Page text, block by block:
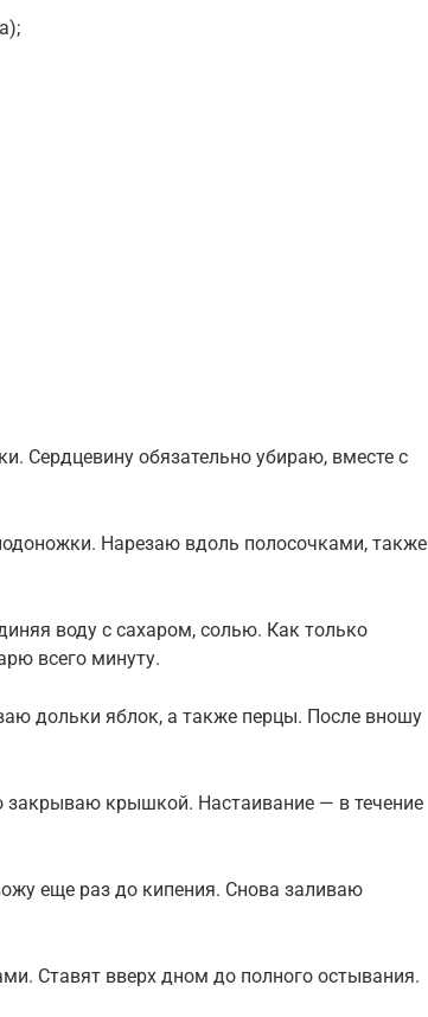
Сердцевину обязательно убираю, вместе с
Нарезаю вдоль полосочками, также
воду с сахаром, солью. Как только
всего минуту.
дольки яблок, а также перцы. После вношу
закрываю крышкой. Настаивание — в течение
еще раз до кипения. Снова заливаю
Ставят вверх дном до полного остывания.